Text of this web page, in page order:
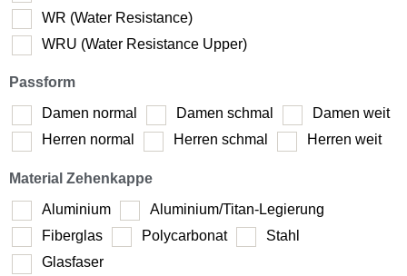
WR (Water Resistance)
WRU (Water Resistance Upper)
Passform
Damen normal
Damen schmal
Damen weit
Herren normal
Herren schmal Herren weit
Material Zehenkappe
Aluminium
Aluminium/Titan-Legierung
Fiberglas
Polycarbonat
Stahl
Glasfaser